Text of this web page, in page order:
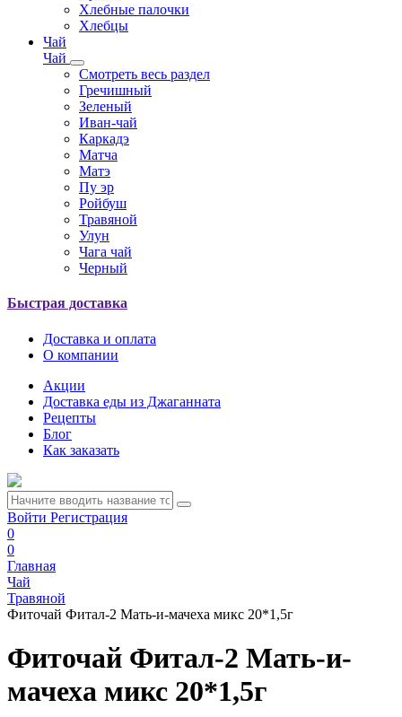
Хлебные палочки
Хлебцы
Чай
Чай
Смотреть весь раздел
Гречишный
Зеленый
Иван-чай
Каркадэ
Матча
Матэ
Пу эр
Ройбуш
Травяной
Улун
Чага чай
Черный
Быстрая доставка
Доставка и оплата
О компании
Акции
Доставка еды из Джаганната
Рецепты
Блог
Как заказать
Войти Регистрация
0
0
Главная
Чай
Травяной
Фиточай Фитал-2 Мать-и-мачеха микс 20*1,5г
Фиточай Фитал-2 Мать-и-
мачеха микс 20*1,5г